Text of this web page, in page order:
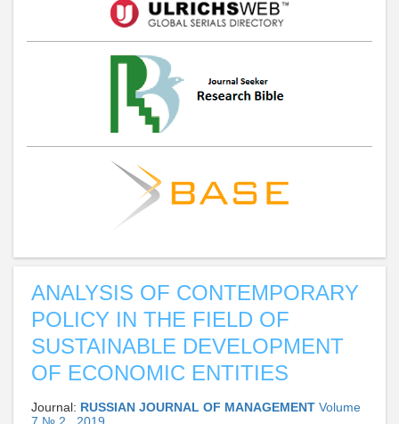
ANALYSIS OF CONTEMPORARY
POLICY IN THE FIELD OF
SUSTAINABLE DEVELOPMENT
OF ECONOMIC ENTITIES
Journal: RUSSIAN JOURNAL OF MANAGEMENT Volume